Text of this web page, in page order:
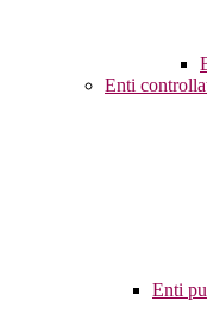
Enti
Enti